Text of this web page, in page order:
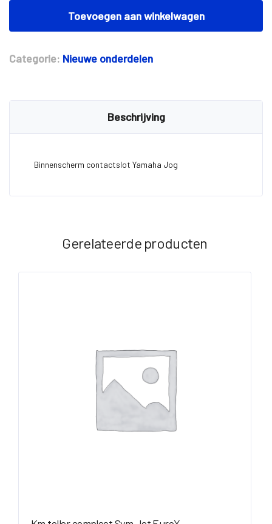
Binnenscherm
Yamaha
Toevoegen aan winkelwagen
Categorie: Nieuwe onderdelen
Beschrijving
Binnenscherm contactslot Yamaha Jog
Gerelateerde producten